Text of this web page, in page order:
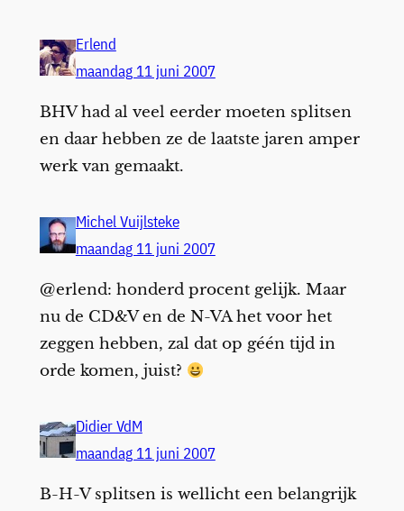
Erlend
maandag 11 juni 2007
BHV had al veel eerder moeten splitsen
en daar hebben ze de laatste jaren amper
werk van gemaakt.
Michel Vuijlsteke
maandag 11 juni 2007
@erlend: honderd procent gelijk. Maar
nu de CD&V en de N-VA het voor het
zeggen hebben, zal dat op géén tijd in
orde komen, juist?
Didier VdM
maandag 11 juni 2007
B-H-V splitsen is wellicht een belangrijk